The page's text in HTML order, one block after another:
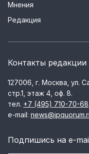
Мнения
Редакция
Контакты редакции
127006, г. Москва, ул.
стр.1, этаж 4, оф. 8.
тел. +7 (495) 710-70-68
e-mail:
Подпишись на e-